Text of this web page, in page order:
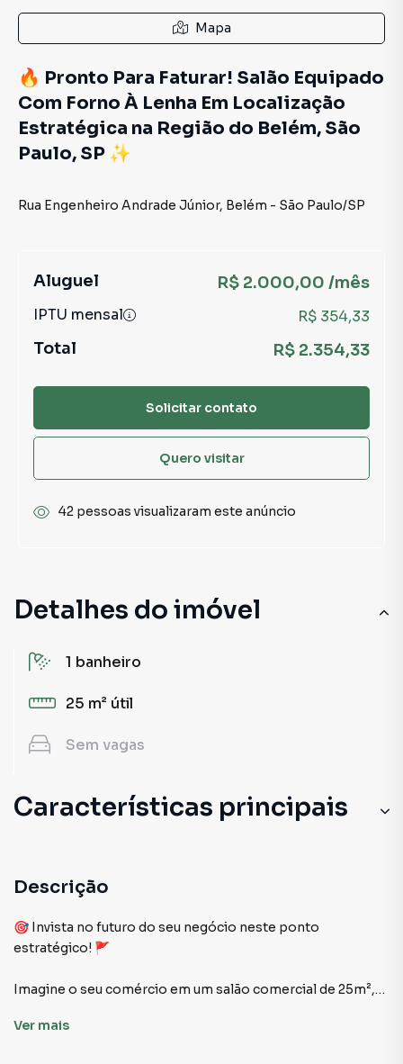
Detalhes do imóvel
1 banheiro
25 m² útil
Sem vagas
Características principais
Descrição
🎯 Invista no futuro do seu negócio neste ponto
estratégico! 🚩
Imagine o seu comércio em um salão comercial de 25m²,
forno à lenha já instalado e um balcão funcional, você está
Ver mais
Mapa
🔥 Pronto Para Faturar! Salão Equipado
Com Forno À Lenha Em Localização
Estratégica na Região do Belém, São
Paulo, SP ✨
Rua Engenheiro Andrade Júnior, Belém - São Paulo/SP
Aluguel R$ 2.000,00 /mês
IPTU mensal R$ 354,33
Total R$ 2.354,33
Solicitar contato
Quero visitar
42 pessoas visualizaram este anúncio